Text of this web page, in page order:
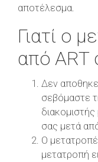
αποτέλεσμα.
Γιατί ο
από ART
Δεν
σεβόμαστε
σας μετά
Ο
μετατροπή